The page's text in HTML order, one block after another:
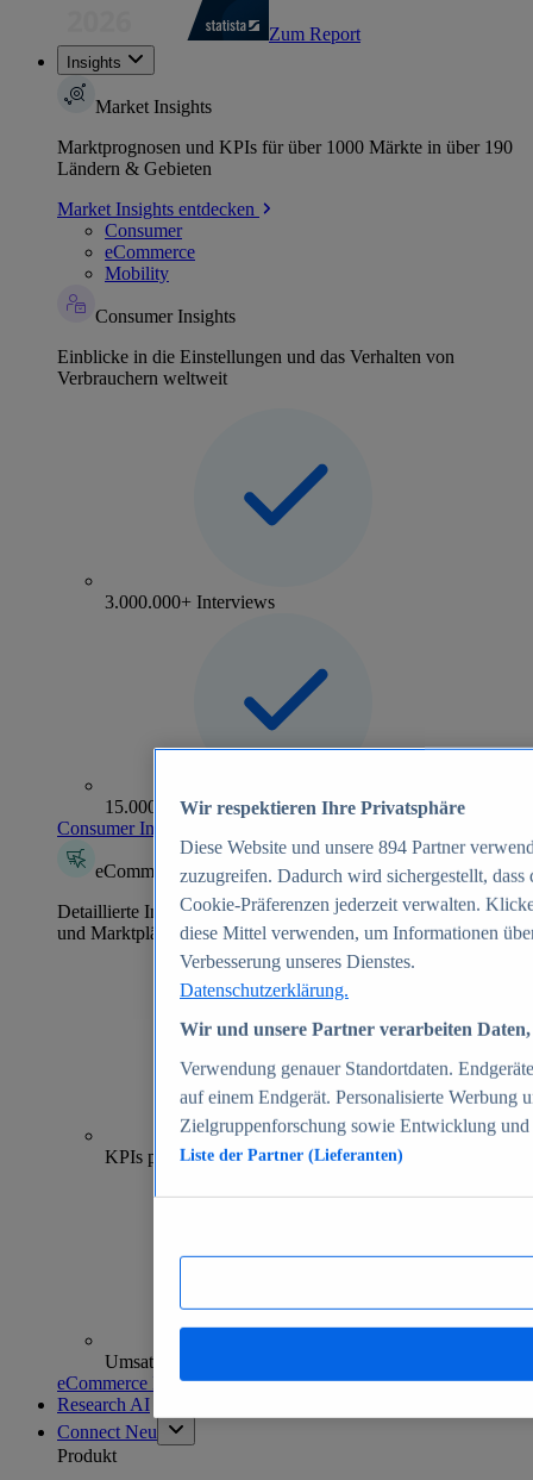
Zum Report
Insights
Market Insights
Marktprognosen und KPIs für über 1000 Märkte in über 190
Ländern & Gebieten
Market Insights entdecken
Consumer
eCommerce
Mobility
Consumer Insights
Einblicke in die Einstellungen und das Verhalten von
Verbrauchern weltweit
3.000.000+ Interviews
15.000+ Marken
Consumer Insights entdecken
eCommerce Insights
Detaillierte Informationen zu mehr als 39.000 Online-Shops
und Marktplätzen
70+
KPIs pro Shop
Umsatzanalysen und -prognosen
eCommerce Insights entdecken
Research AI
Connect Neu
Produkt
Wir respektieren Ihre Privatsphäre
Diese Website und unsere 894 Partner
zuzugreifen. Dadurch wird sichergestellt,
Cookie-Präferenzen jederzeit verwalten.
diese Mittel verwenden, um Informationen
Verbesserung unseres Dienstes.
Datenschutzerklärung.
Wir und unsere Partner verarbeiten
Verwendung genauer Standortdaten.
auf einem Endgerät. Personalisierte Werbung
Zielgruppenforschung sowie Entwicklung
Liste der Partner (Lieferanten)